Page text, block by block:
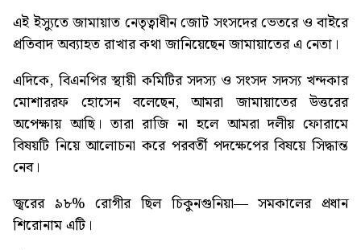
এই ইস্যুতে জামায়াত নেতৃত্বাধীন জোট সংসদের ভেতরে ও বাইরে
প্রতিবাদ অব্যাহত রাখার কথা জানিয়েছেন জামায়াতের এ নেতা।
এদিকে, বিএনপির স্থায়ী কমিটির সদস্য ও সংসদ সদস্য খন্দকার
মোশাররফ হোসেন বলেছেন, আমরা জামায়াতের উত্তরের
অপেক্ষায় আছি। তারা রাজি না হলে আমরা দলীয় ফোরামে
বিষয়টি নিয়ে আলোচনা করে পরবর্তী পদক্ষেপের বিষয়ে সিদ্ধান্ত
নেব।
জ্বরের ৯৮% রোগীর ছিল চিকুনগুনিয়া— সমকালের প্রধান
শিরোনাম এটি।